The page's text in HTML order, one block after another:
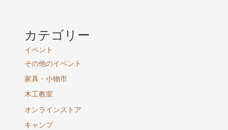
カテゴリー
イベント
その他のイベント
家具・小物市
木工教室
オンラインストア
キャンプ